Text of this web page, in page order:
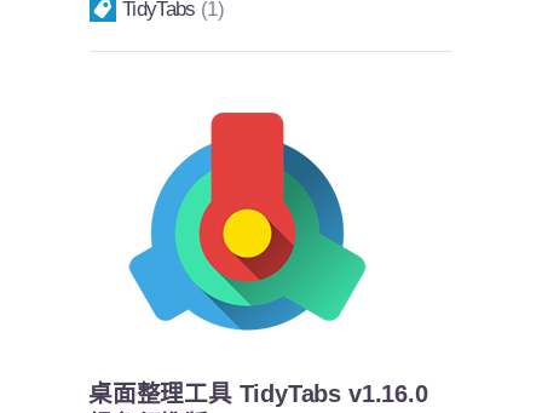
TidyTabs 1
桌面整理工具 TidyTabs v1.16.0